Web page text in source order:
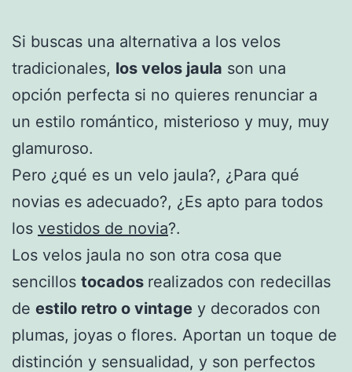
Si buscas una alternativa a los velos
tradicionales, los velos jaula son una
opción perfecta si no quieres renunciar a
un estilo romántico, misterioso y muy, muy
glamuroso.
Pero ¿qué es un velo jaula?, ¿Para qué
novias es adecuado?, ¿Es apto para todos
los vestidos de novia?.
Los velos jaula no son otra cosa que
sencillos tocados realizados con redecillas
de estilo retro o vintage y decorados con
plumas, joyas o flores. Aportan un toque de
distinción y sensualidad, y son perfectos